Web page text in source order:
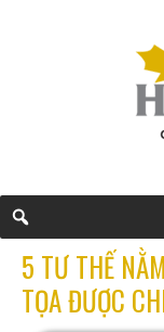
5 TƯ THẾ
TỌA ĐƯỢC